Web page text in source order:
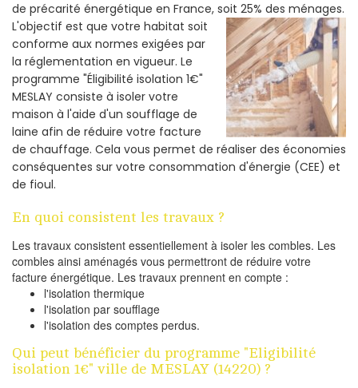
de précarité énergétique en France, soit 25% des ménages.
L'objectif est que votre habitat soit
conforme aux normes exigées par
la réglementation en vigueur. Le
programme "Éligibilité isolation 1€"
MESLAY consiste à isoler votre
maison à l'aide d'un soufflage de
laine afin de réduire votre facture
de chauffage. Cela vous permet de réaliser des économies
conséquentes sur votre consommation d'énergie (CEE) et
de fioul.
En quoi consistent les travaux ?
Les travaux consistent essentiellement à isoler les combles. Les
combles ainsi aménagés vous permettront de réduire votre
facture énergétique. Les travaux prennent en compte :
l'isolation thermique
l'isolation par soufflage
l'isolation des comptes perdus.
Qui peut bénéficier du programme "Eligibilité
isolation 1€" ville de MESLAY (14220) ?